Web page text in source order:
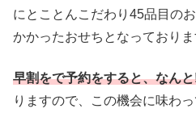
にとことんこだわり45品目の
かかったおせちとなっておりま
早割をで予約をすると、なん
りますので、この機会に味わ